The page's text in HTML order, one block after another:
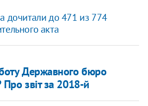
дочитали до 471 из 774
акта
Державного бюро
Про звіт за 2018-й